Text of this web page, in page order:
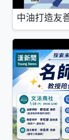
中油打造友